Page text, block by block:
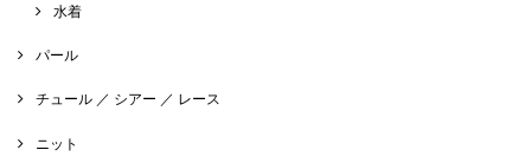
水着
パール
チュール ／ シアー ／ レース
ニット